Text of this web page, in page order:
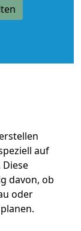
auf
davon, ob
oder